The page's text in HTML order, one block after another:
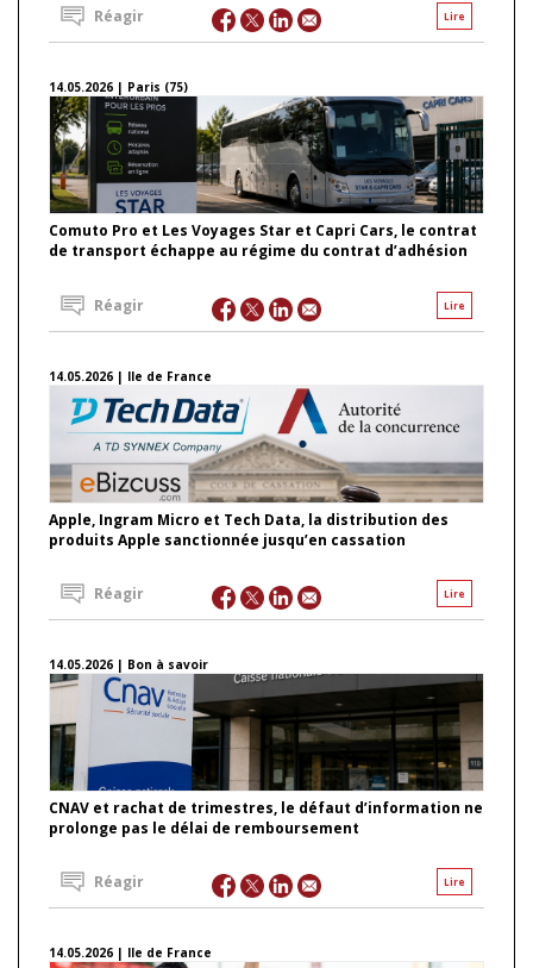
Lire
Réagir
14.05.2026 | Paris (75)
Comuto Pro et Les Voyages Star et Capri Cars, le contrat
de transport échappe au régime du contrat d’adhésion
Lire
Réagir
14.05.2026 | Ile de France
Apple, Ingram Micro et Tech Data, la distribution des
produits Apple sanctionnée jusqu’en cassation
Lire
Réagir
14.05.2026 | Bon à savoir
CNAV et rachat de trimestres, le défaut d’information ne
prolonge pas le délai de remboursement
Lire
Réagir
14.05.2026 | Ile de France